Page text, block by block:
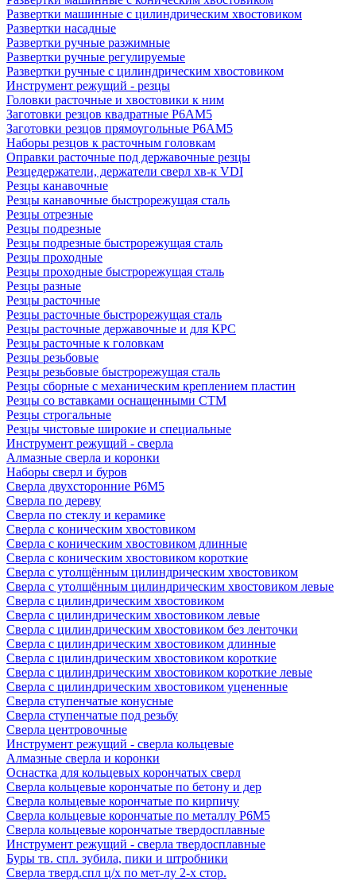
Развертки машинные с цилиндрическим хвостовиком
Развертки насадные
Развертки ручные разжимные
Развертки ручные регулируемые
Развертки ручные с цилиндрическим хвостовиком
Инструмент режущий - резцы
Головки расточные и хвостовики к ним
Заготовки резцов квадратные Р6АМ5
Заготовки резцов прямоугольные Р6АМ5
Наборы резцов к расточным головкам
Оправки расточные под державочные резцы
Резцедержатели, держатели сверл хв-к VDI
Резцы канавочные
Резцы канавочные быстрорежущая сталь
Резцы отрезные
Резцы подрезные
Резцы подрезные быстрорежущая сталь
Резцы проходные
Резцы проходные быстрорежущая сталь
Резцы разные
Резцы расточные
Резцы расточные быстрорежущая сталь
Резцы расточные державочные и для КРС
Резцы расточные к головкам
Резцы резьбовые
Резцы резьбовые быстрорежущая сталь
Резцы сборные с механическим креплением пластин
Резцы со вставками оснащенными СТМ
Резцы строгальные
Резцы чистовые широкие и специальные
Инструмент режущий - сверла
Алмазные сверла и коронки
Наборы сверл и буров
Сверла двухсторонние Р6М5
Сверла по дереву
Сверла по стеклу и керамике
Сверла с коническим хвостовиком
Сверла с коническим хвостовиком длинные
Сверла с коническим хвостовиком короткие
Сверла с утолщённым цилиндрическим хвостовиком
Сверла с утолщённым цилиндрическим хвостовиком левые
Сверла с цилиндрическим хвостовиком
Сверла с цилиндрическим хвостовиком левые
Сверла с цилиндрическим хвостовиком без ленточки
Сверла с цилиндрическим хвостовиком длинные
Сверла с цилиндрическим хвостовиком короткие
Сверла с цилиндрическим хвостовиком короткие левые
Сверла с цилиндрическим хвостовиком уцененные
Сверла ступенчатые конусные
Сверла ступенчатые под резьбу
Сверла центровочные
Инструмент режущий - сверла кольцевые
Алмазные сверла и коронки
Оснастка для кольцевых корончатых сверл
Сверла кольцевые корончатые по бетону и дер
Сверла кольцевые корончатые по кирпичу
Сверла кольцевые корончатые по металлу Р6М5
Сверла кольцевые корончатые твердосплавные
Инструмент режущий - сверла твердосплавные
Буры тв. спл. зубила, пики и штробники
Сверла тверд.спл ц/х по мет-лу 2-х стор.